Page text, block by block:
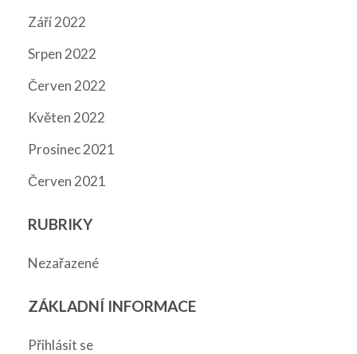
Září 2022
Srpen 2022
Červen 2022
Květen 2022
Prosinec 2021
Červen 2021
RUBRIKY
Nezařazené
ZÁKLADNÍ INFORMACE
Přihlásit se